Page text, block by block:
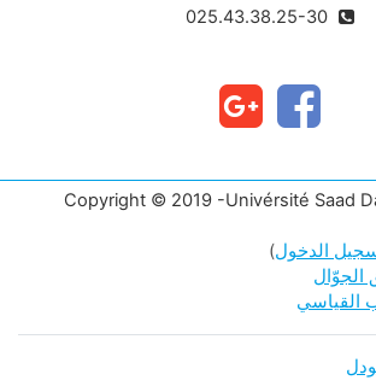
Copyright © 2019 -Univérsité Saad
الدخول)
القياسي